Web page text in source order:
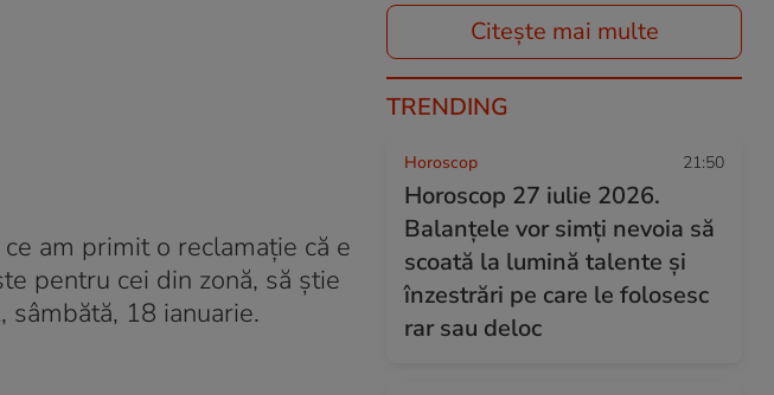
am primit o reclamație că e
pentru cei din zonă, să știe
sâmbătă, 18 ianuarie.
Citește mai multe
TRENDING
Horoscop 21:50
Horoscop 27 iulie 2026.
Balanțele vor simți nevoia să
scoată la lumină talente și
înzestrări pe care le folosesc
rar sau deloc